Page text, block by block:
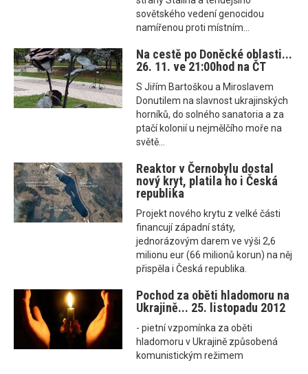
sovětského vedení genocidou
namířenou proti místním...
Na cestě po Doněcké oblasti...
26. 11. ve 21:00hod na ČT
S Jiřím Bartoškou a Miroslavem
Donutilem na slavnost ukrajinských
horníků, do solného sanatoria a za
ptačí kolonií u nejmělčího moře na
světě...
Reaktor v Černobylu dostal
nový kryt, platila ho i Česká
republika
Projekt nového krytu z velké části
financují západní státy,
jednorázovým darem ve výši 2,6
milionu eur (66 milionů korun) na něj
přispěla i Česká republika.
Pochod za oběti hladomoru na
Ukrajině... 25. listopadu 2012
- pietní vzpomínka za oběti
hladomoru v Ukrajině způsobená
komunistickým režimem